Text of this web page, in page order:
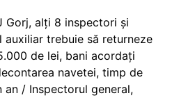
Gorj, alți 8 inspectori și
auxiliar trebuie să returneze
de lei, bani acordați
navetei, timp de
an / Inspectorul general,